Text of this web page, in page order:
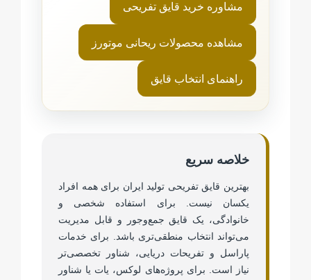
مشاوره خرید قایق تفریحی
مشاهده محصولات ریحانی موتورز
راهنمای انتخاب قایق
خلاصه سریع
بهترین قایق تفریحی تولید ایران برای همه افراد
یکسان نیست. برای استفاده شخصی و
خانوادگی، یک قایق جمع‌وجور و قابل مدیریت
می‌تواند انتخاب منطقی‌تری باشد. برای خدمات
پاراسل و تفریحات دریایی، شناور تخصصی‌تر
نیاز است. برای پروژه‌های لوکس، یات یا شناور